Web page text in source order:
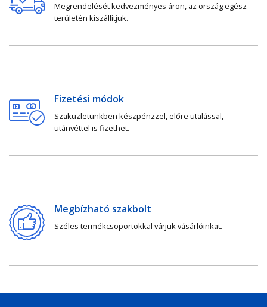
Megrendelését kedvezményes áron, az ország egész
területén kiszállítjuk.
Fizetési módok
Szaküzletünkben készpénzzel, előre utalással,
utánvéttel is fizethet.
Megbízható szakbolt
Széles termékcsoportokkal várjuk vásárlóinkat.